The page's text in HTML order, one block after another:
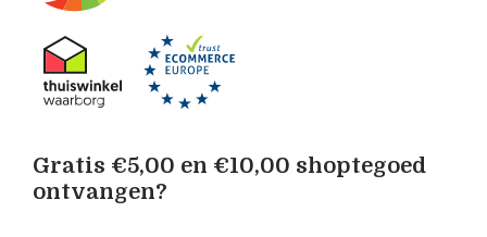
Gratis €5,00 en €10,00 shoptegoed
ontvangen?